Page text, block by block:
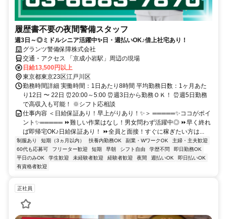
履歴書不要の夜間警備スタッフ
週3日～◎ミドルシニア活躍中✨日・週払いOK♪借上社宅あり！
グランツ警備保障株式会社
交通・アクセス 「京成小岩駅」周辺の現場
日給13,500円以上
東京都東京23区江戸川区
勤務時間詳細 実働時間：1日あたり8時間 平均勤務日数：1ヶ月あた
り12日 〜 22日 ⏰20:00～5:00 ⏰週3日から勤務ＯＫ！ ⏰週5日勤務
で高収入も可能！ ※シフト応相談
仕事内容 ＜日給保証あり！早上がりあり！✨＞ ═════✨ココがポイ
ント✨═════ ⏩難しい作業はなし！男女問わず活躍中◎ ⏩早く終れ
ば即帰宅OK♪日給保証あり！ ⏩全員と面接！すぐに稼ぎたい方は...
制服あり 短期（3ヵ月以内） 扶養内勤務OK 副業・WワークOK
主婦・主夫歓迎
60代も応募可
フリーター歓迎 短期 早朝 シフト自由 学歴不問
即日勤務OK
平日のみOK
学生歓迎 未経験者歓迎 経験者歓迎 夜間 週払いOK
即日払いOK
有資格者歓迎
正社員